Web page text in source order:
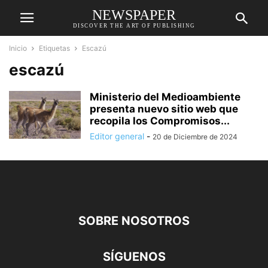
NEWSPAPER
DISCOVER THE ART OF PUBLISHING
Inicio Etiquetas Escazú
escazú
Ministerio del Medioambiente
presenta nuevo sitio web que
recopila los Compromisos...
Editor general - 20 de Diciembre de 2024
SOBRE NOSOTROS
SÍGUENOS